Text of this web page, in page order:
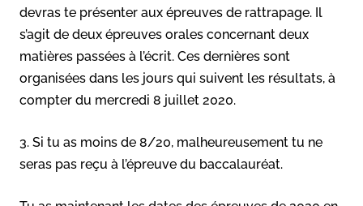
devras te présenter aux épreuves de rattrapage. Il
s’agit de deux épreuves orales concernant deux
matières passées à l’écrit. Ces dernières sont
organisées dans les jours qui suivent les résultats, à
compter du mercredi 8 juillet 2020.
3. Si tu as moins de 8/20, malheureusement tu ne
seras pas reçu à l’épreuve du baccalauréat.